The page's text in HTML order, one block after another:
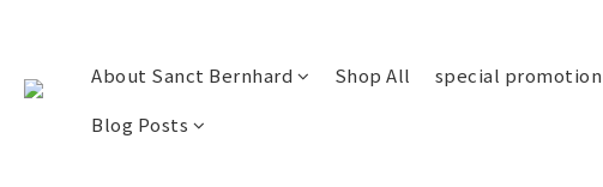
About Sanct Bernhard Shop All special promotion
Blog Posts